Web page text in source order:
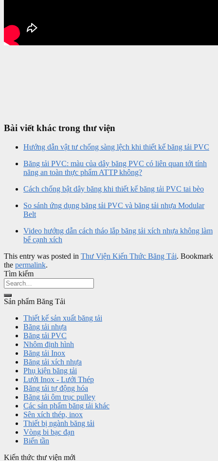
Bài viết khác trong thư viện
Hướng dẫn vật tư chống sàng lệch khi thiết kế băng tải PVC
Băng tải PVC: màu của dây băng PVC có liên quan tới tính
năng an toàn thực phẩm ATTP không?
Cách chống bật dây băng khi thiết kế băng tải PVC tai bèo
So sánh ứng dụng băng tải PVC và băng tải nhựa Modular
Belt
Video hướng dẫn cách tháo lắp băng tải xích nhựa không làm
bể cạnh xích
This entry was posted in Thư Viện Kiến Thức Băng Tải. Bookmark
the permalink.
Tìm kiếm
Sản phẩm Băng Tải
Thiết kế sản xuất băng tải
Băng tải nhựa
Băng tải PVC
Nhôm định hình
Băng tải Inox
Băng tải xích nhựa
Phụ kiện băng tải
Lưới Inox - Lưới Thép
Băng tải tự động hóa
Băng tải ôm trục pulley
Các sản phẩm băng tải khác
Sên xích thép, inox
Thiết bị ngành băng tải
Vòng bi bạc đạn
Biến tần
Kiến thức thư viện mới